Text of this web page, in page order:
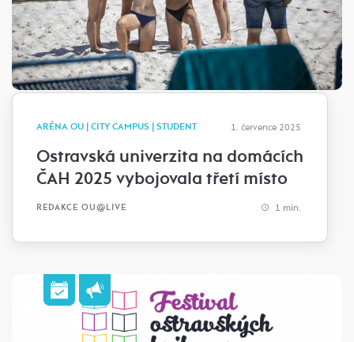
ARÉNA OU | CITY CAMPUS | STUDENT 1. července 2025
Ostravská univerzita na domácích
ČAH 2025 vybojovala třetí místo
REDAKCE OU@LIVE 1 min.